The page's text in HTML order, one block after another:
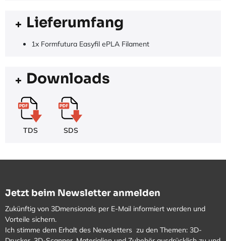
Lieferumfang
1x Formfutura Easyfil ePLA Filament
Downloads
TDS SDS
Jetzt beim Newsletter anmelden
Zukünftig von 3Dmensionals per E-Mail informiert werden und
Vorteile sichern.
Ich stimme dem Erhalt des Newsletters zu den Themen: 3D-